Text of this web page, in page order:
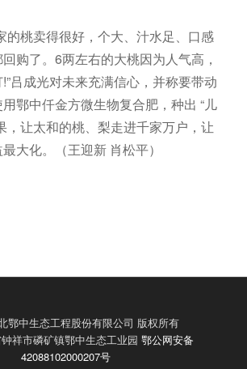
的桃卖得很好，个大、汁水足、口感
购了。6两左右的大桃因为人气高，
吕成光对未来充满信心，并称要带动
鄂中仟金方微生物复合肥，种出 “儿
，让太和的桃、梨走进千家万户，让
大化。（王迎新 肖松平）
鄂中生态工程股份有限公司 版权所有
祥市磷矿镇鄂中生态工业园 鄂公网安备
42088102000207号